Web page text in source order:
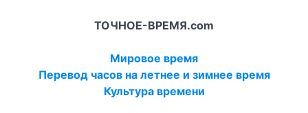
ТОЧНОЕ-ВРЕМЯ.com
Мировое время
Перевод часов на летнее и зимнее время
Культура времени